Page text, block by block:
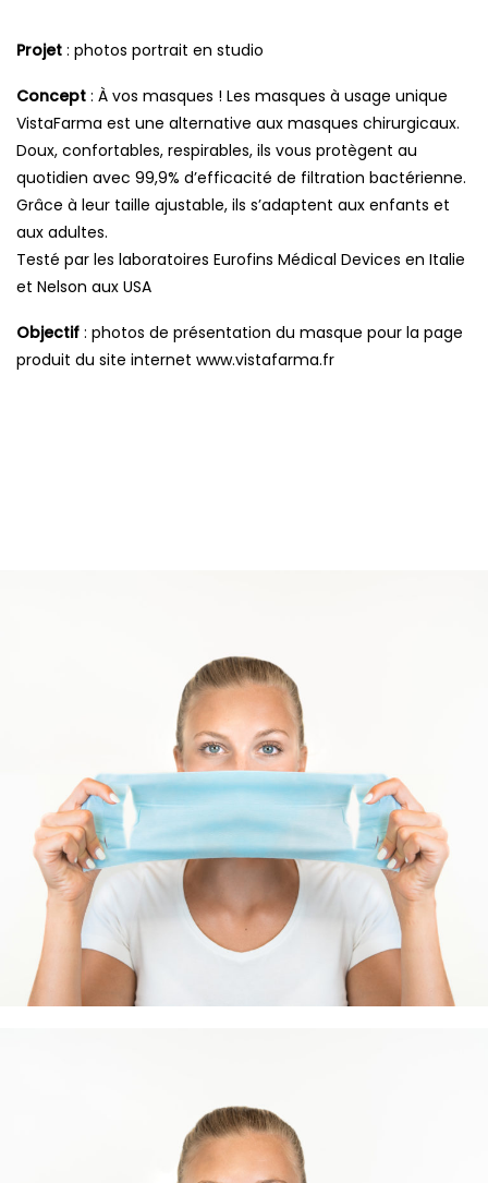
Projet : photos portrait en studio
Concept : À vos masques ! Les masques à usage unique
VistaFarma est une alternative aux masques chirurgicaux.
Doux, confortables, respirables, ils vous protègent au
quotidien avec 99,9% d’efficacité de filtration bactérienne.
Grâce à leur taille ajustable, ils s’adaptent aux enfants et
aux adultes.
Testé par les laboratoires Eurofins Médical Devices en Italie
et Nelson aux USA
Objectif : photos de présentation du masque pour la page
produit du site internet www.vistafarma.fr